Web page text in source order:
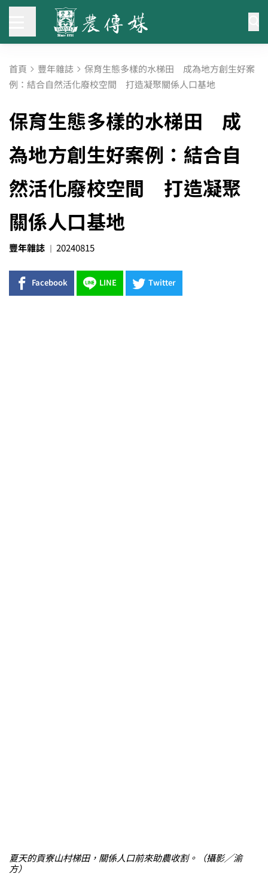
首頁 豐年雜誌 保育生態多樣的水梯田 成為地方創生好案
例：結合自然活化廢校空間 打造凝聚關係人口基地
保育生態多樣的水梯田 成
為地方創生好案例：結合自
然活化廢校空間 打造凝聚
關係人口基地
豐年雜誌 20240815
Facebook LINE Twitter
夏天的貢寮山村梯田，關係人口前來助農收割。（攝影╱渝
方）